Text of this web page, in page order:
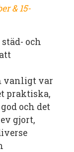
& 15-
och
vanligt var
praktiska,
och det
gjort,